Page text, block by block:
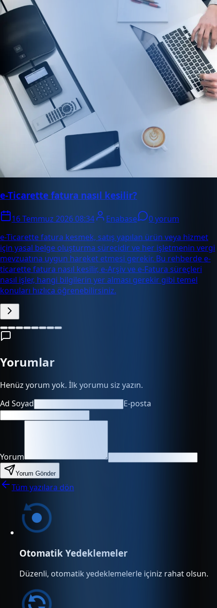
e-Ticarette fatura nasıl kesilir?
16 Temmuz 2026 08:34 Enabase
0 yorum
e-Ticarette fatura kesmek, satış yapılan ürün veya hizmet
için yasal belge oluşturma sürecidir ve her işletmenin vergi
mevzuatına uygun hareket etmesi gerekir. Bu rehberde e-
ticarette fatura nasıl kesilir, e-Arşiv ve e-Fatura süreçleri
nasıl işler, hangi bilgilerin yer alması gerekir gibi temel
konuları hızlıca öğrenebilirsiniz.
Yorumlar
Henüz yorum yok. İlk yorumu siz yazın.
Ad Soyad
E-posta
Yorum
Yorum Gönder
Tüm yazılara dön
Otomatik Yedeklemeler
Düzenli, otomatik yedeklemelerle içiniz rahat olsun.